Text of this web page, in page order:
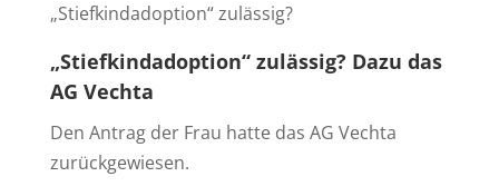
„Stiefkindadoption“ zulässig?
„Stiefkindadoption“ zulässig? Dazu das
AG Vechta
Den Antrag der Frau hatte das AG Vechta
zurückgewiesen.